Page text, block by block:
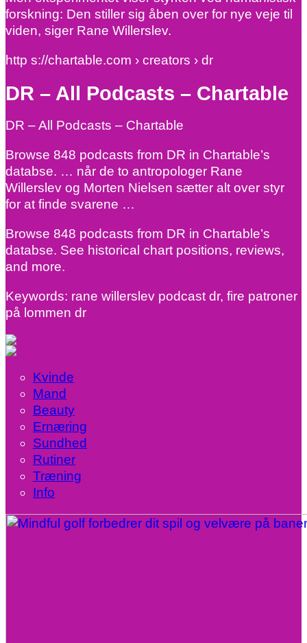
forskning: Den stiller sig åben over for nye veje til
viden, siger Rane Willerslev.
http s://chartable.com › creators › dr
DR – All Podcasts – Chartable
DR – All Podcasts – Chartable
Browse 848 podcasts from DR in Chartable’s
databse. … når de to antropologer Rane
Willerslev og Morten Nielsen sætter alt over styr
for at finde svarene …
Browse 848 podcasts from DR in Chartable’s
databse. See historical chart positions, reviews,
and more.
Keywords: rane willerslev podcast dr, fire patroner
på lommen dr
Kvinde
Mand
Beauty
Ernæring
Sundhed
Rutiner
Træning
Info